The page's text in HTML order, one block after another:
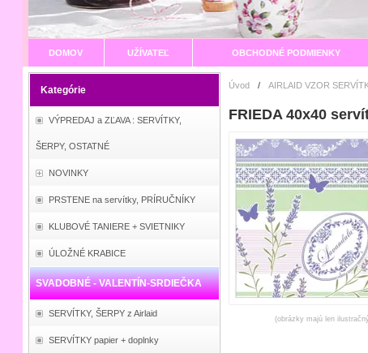
DOMOV UŽÍVATEĽ OBCHODNÉ PODMIENKY
Kategórie
VÝPREDAJ a ZĽAVA : SERVÍTKY,
ŠERPY, OSTATNÉ
NOVINKY
PRSTENE na servítky, PRÍRUČNÍKY
KLUBOVÉ TANIERE + SVIETNIKY
ÚLOŽNÉ KRABICE
SVADOBNÉ - VALENTÍN-SRDIEČKA
SERVÍTKY, ŠERPY z Airlaid
SERVÍTKY papier + doplnky
Úvod / AIRLAID VZOR
FRIEDA 40x40
(obrázky majú len